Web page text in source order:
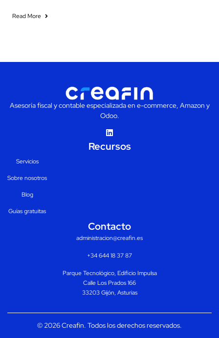
Read More
Asesoría fiscal y contable especializada en e-commerce, Amazon y
Odoo.
Recursos
Servicios
Sobre nosotros
Blog
Guías gratuitas
Contacto
administracion@creafin.es
+34 644 18 37 87
Parque Tecnológico, Edificio Impulsa
Calle Los Prados 166
33203 Gijón, Asturias
© 2026 Creafin. Todos los derechos reservados.